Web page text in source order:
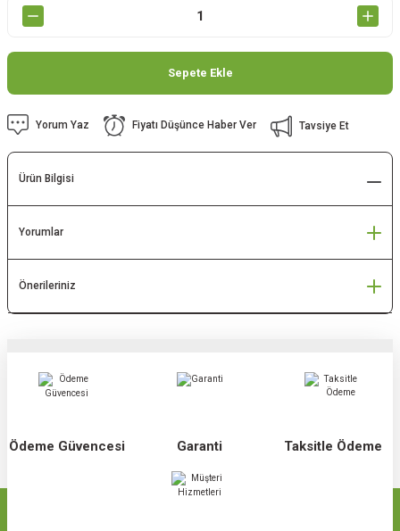
Sepete Ekle
Yorum Yaz Fiyatı Düşünce Haber Ver Tavsiye Et
Ürün Bilgisi
Yorumlar
Önerileriniz
Ödeme Güvencesi Garanti Taksitle Ödeme